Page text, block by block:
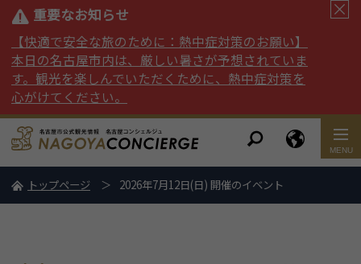
重要なお知らせ
【快適で安全な旅のために：熱中症対策のお願い】
本日の名古屋市内は、厳しい暑さが予想されていま
す。観光を楽しんでいただくために、熱中症対策を
心がけてください。
トップページ 2026年7月12日(日) 開催のイベント